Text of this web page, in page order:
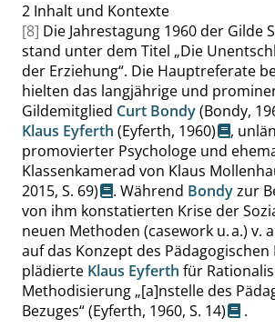
2 Inhalt und Kontexte
[8] Die Jahrestagung 1960 der Gilde
stand unter dem Titel „Die
der Erziehung“. Die Hauptreferate
hielten das langjährige und
Gildemitglied Curt Bondy(Bondy,
Klaus Eyferth (Eyferth, 1960)
,
promovierter Psychologe und
Klassenkamerad von Klaus
2015, S. 69) . Während Bondyzur
von ihm konstatierten Krise der
neuen Methoden (casework u. a.) v.
auf das Konzept des Pädagogischen
plädierte Klaus Eyferth für
Methodisierung „[a]nstelle des
Bezuges“(Eyferth, 1960, S. 14)
.